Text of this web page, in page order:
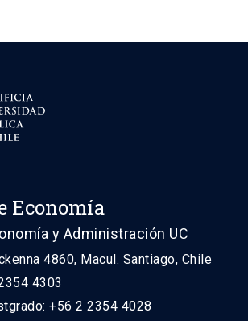
Economía
y Administración UC
4860, Macul. Santiago, Chile
4303
+56 2 2354 4028